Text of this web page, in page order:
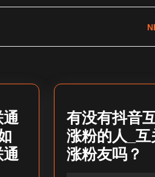
有没有抖音
涨粉的人_互
涨粉友吗？